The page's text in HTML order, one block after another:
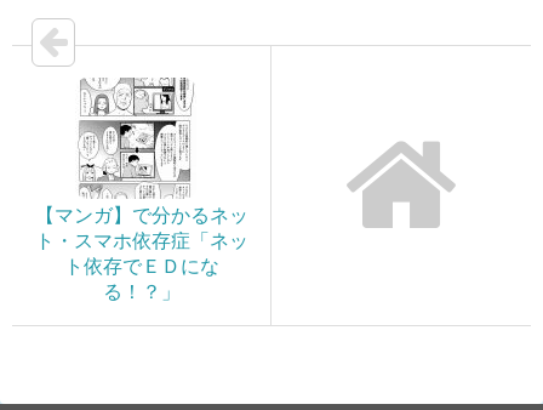
【マンガ】で分かるネッ
ト・スマホ依存症「ネッ
ト依存でＥＤにな
る！？」